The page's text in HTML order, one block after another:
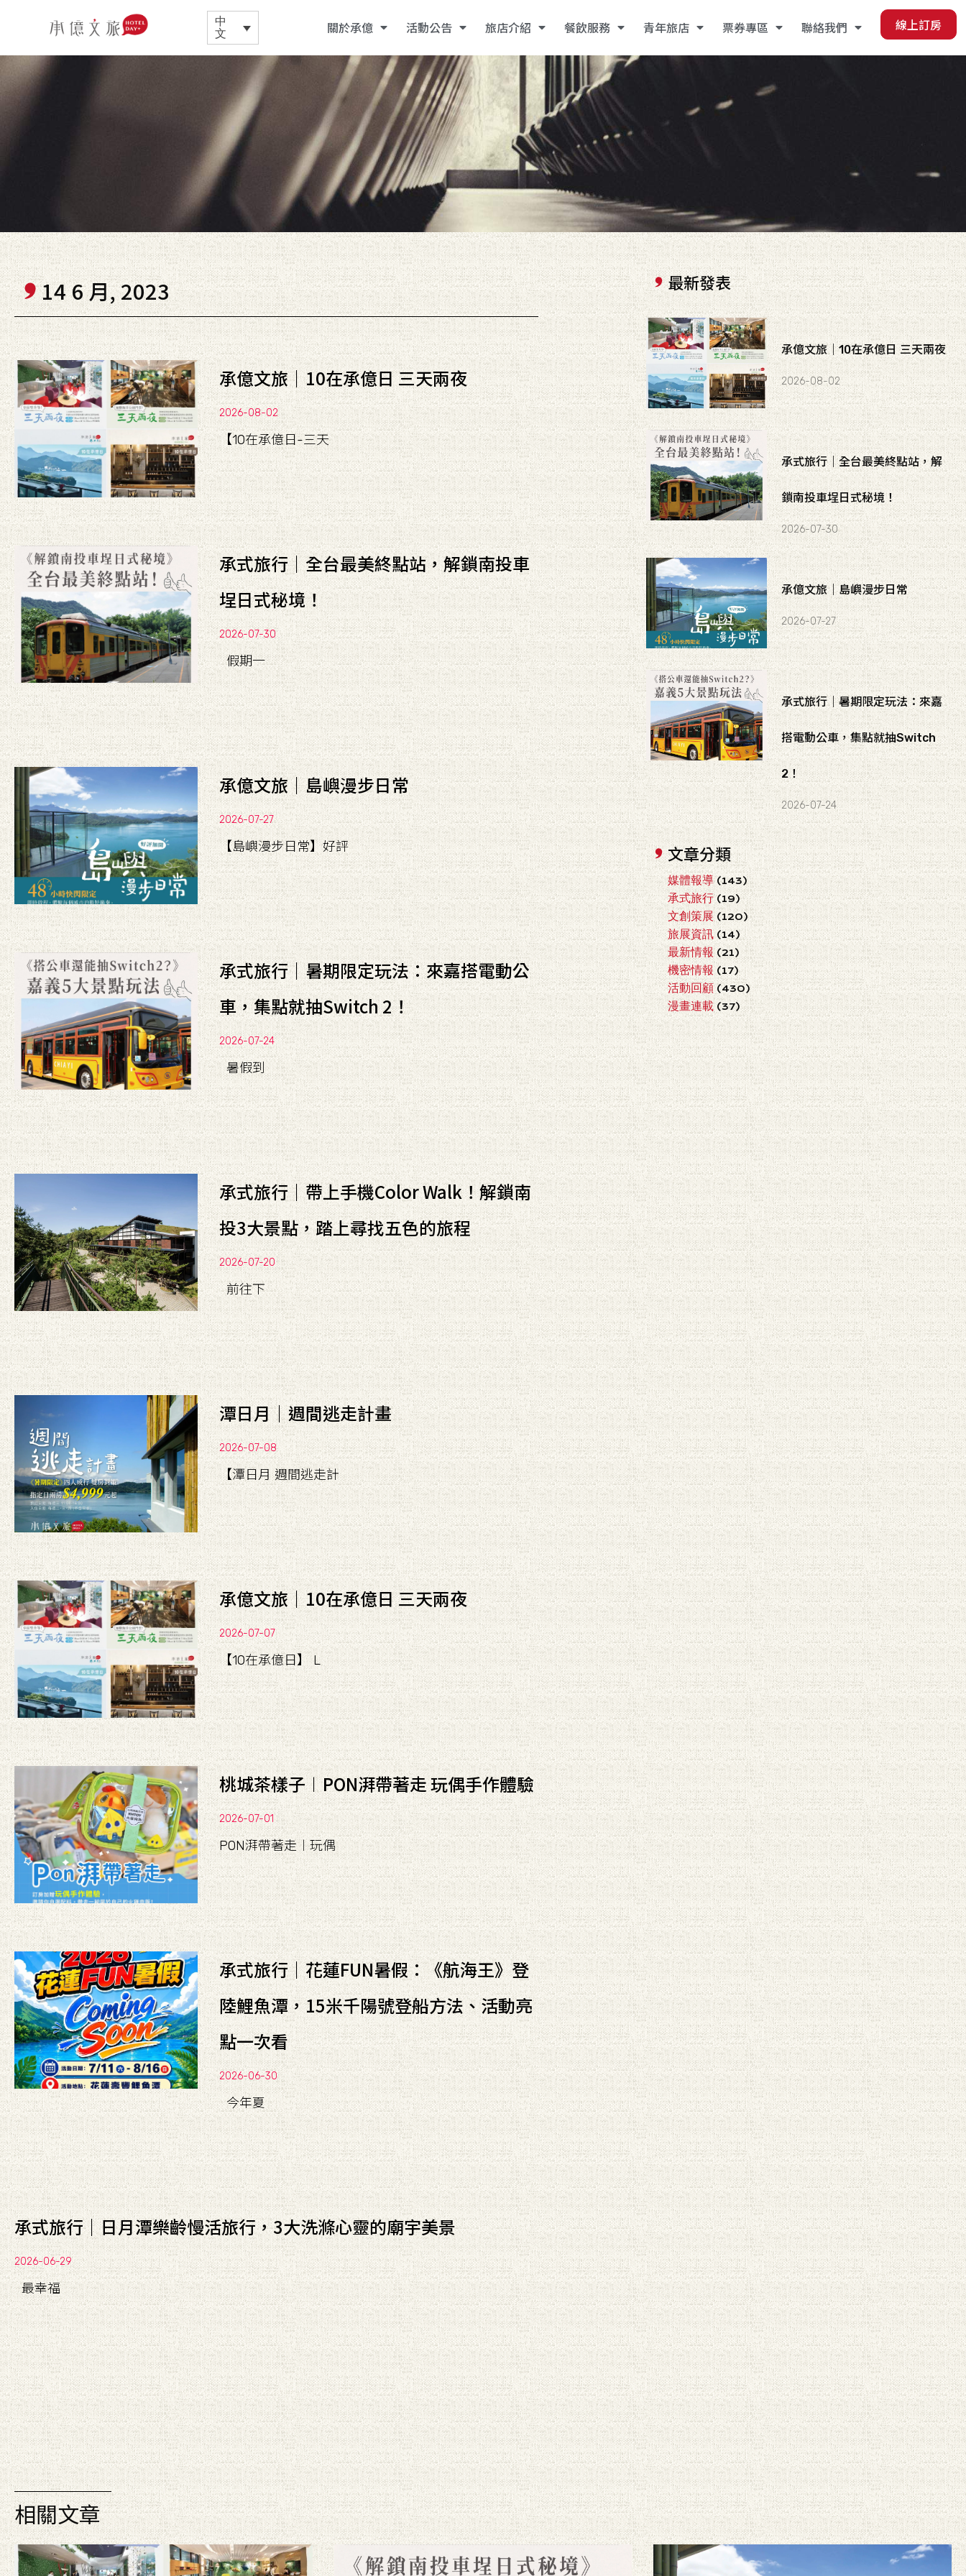
中
文
關於承億 活動公告 旅店介紹 餐飲服務 青年旅店 票券專區 聯絡我們 線上訂房
14 6 月, 2023
承億文旅｜10在承億日 三天兩夜
2026-08-02
【10在承億日-三天
承式旅行｜全台最美終點站，解鎖南投車
埕日式秘境！
2026-07-30
假期一
承億文旅｜島嶼漫步日常
2026-07-27
【島嶼漫步日常】好評
承式旅行｜暑期限定玩法：來嘉搭電動公
車，集點就抽Switch 2！
2026-07-24
暑假到
承式旅行｜帶上手機Color Walk！解鎖南
投3大景點，踏上尋找五色的旅程
2026-07-20
前往下
潭日月｜週間逃走計畫
2026-07-08
【潭日月 週間逃走計
承億文旅｜10在承億日 三天兩夜
2026-07-07
【10在承億日】 L
桃城茶樣子︱PON湃帶著走 玩偶手作體驗
2026-07-01
PON湃帶著走︱玩偶
承式旅行｜花蓮FUN暑假：《航海王》登
陸鯉魚潭，15米千陽號登船方法、活動亮
點一次看
2026-06-30
今年夏
承式旅行｜日月潭樂齡慢活旅行，3大洗滌心靈的廟宇美景
2026-06-29
最幸福
最新發表
承億文旅｜10在承億日 三天兩夜
2026-08-02
承式旅行｜全台最美終點站，解
鎖南投車埕日式秘境！
2026-07-30
承億文旅｜島嶼漫步日常
2026-07-27
承式旅行｜暑期限定玩法：來嘉
搭電動公車，集點就抽Switch
2！
2026-07-24
文章分類
媒體報導(143)
承式旅行(19)
文創策展(120)
旅展資訊(14)
最新情報(21)
機密情報(17)
活動回顧(430)
漫畫連載(37)
相關文章